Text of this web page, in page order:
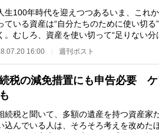
100年時代を迎えつつあるいま、これか
ている資産は“自分たちのために使い切る
。むしろ、資産を使い切って“足りない分
16:00 週刊ポスト
税の減免措置にも申告必要 ケ
税と聞いて、多額の遺産を持つ資産家
込んでいる人は、そろそろ考えを改めた